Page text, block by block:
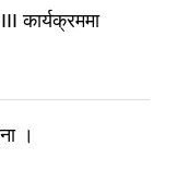
कार्यक्रममा
।